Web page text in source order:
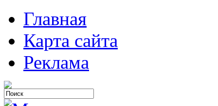
Главная
Карта сайта
Реклама